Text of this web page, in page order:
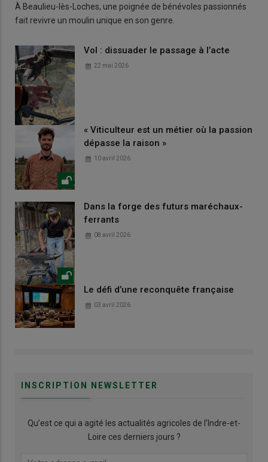
À Beaulieu-lès-Loches, une poignée de bénévoles passionnés
fait revivre un moulin unique en son genre.
Vol : dissuader le passage à l’acte
22 mai 2026
« Viticulteur est un métier où la passion
dépasse la raison »
10 avril 2026
Dans la forge des futurs maréchaux-
ferrants
08 avril 2026
Le défi d’une reconquête française
03 avril 2026
INSCRIPTION NEWSLETTER
Qu’est ce qui a agité les actualités agricoles de l'Indre-et-
Loire ces derniers jours ?